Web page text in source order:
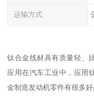
运输方式
钛合金线材具有质量轻、
应用在汽车工业中，应用
金制造发动机零件有很多好